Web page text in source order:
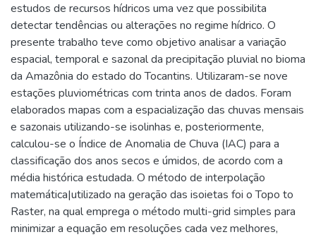
estudos de recursos hídricos uma vez que possibilita
detectar tendências ou alterações no regime hídrico. O
presente trabalho teve como objetivo analisar a variação
espacial, temporal e sazonal da precipitação pluvial no bioma
da Amazônia do estado do Tocantins. Utilizaram-se nove
estações pluviométricas com trinta anos de dados. Foram
elaborados mapas com a espacialização das chuvas mensais
e sazonais utilizando-se isolinhas e, posteriormente,
calculou-se o Índice de Anomalia de Chuva (IAC) para a
classificação dos anos secos e úmidos, de acordo com a
média histórica estudada. O método de interpolação
matemática|utilizado na geração das isoietas foi o Topo to
Raster, na qual emprega o método multi-grid simples para
minimizar a equação em resoluções cada vez melhores,